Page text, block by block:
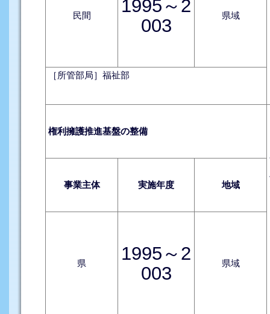
民間
1995～2
003
県域
［所管部局］福祉部
権利擁護推進基盤の整備
事業主体 実施年度 地域
県
1995～2
003
県域